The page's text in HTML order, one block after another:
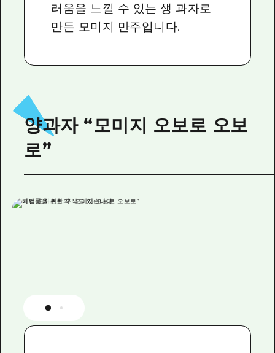
러움을 느낄 수 있는 생 과자로
만든 모미지 만주입니다.
양과자 “모미지 오보로 오보
로”